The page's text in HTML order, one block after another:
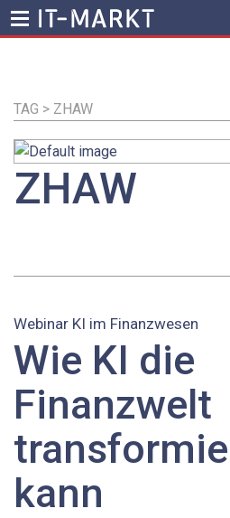
Inhalt
TAG > ZHAW
ZHAW
Webinar KI im Finanzwesen
Wie KI die
Finanzwelt
kann